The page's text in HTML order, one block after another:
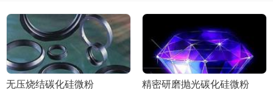
无压烧结碳化硅微粉 精密研磨抛光碳化硅微粉